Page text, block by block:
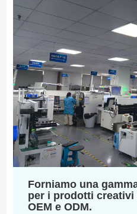
Forniamo una
per i prodotti creativi
OEM e ODM.